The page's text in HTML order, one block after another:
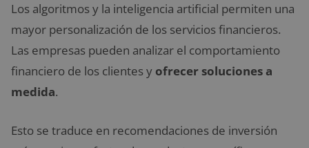
Los algoritmos y la inteligencia artificial permiten una
mayor personalización de los servicios financieros.
Las empresas pueden analizar el comportamiento
financiero de los clientes y ofrecer soluciones a
medida.
Esto se traduce en recomendaciones de inversión